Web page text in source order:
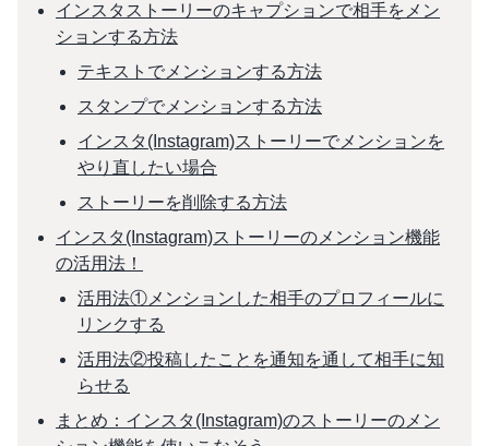
インスタストーリーのキャプションで相手をメン
ションする方法
テキストでメンションする方法
スタンプでメンションする方法
インスタ(Instagram)ストーリーでメンションを
やり直したい場合
ストーリーを削除する方法
インスタ(Instagram)ストーリーのメンション機能
の活用法！
活用法①メンションした相手のプロフィールに
リンクする
活用法②投稿したことを通知を通して相手に知
らせる
まとめ：インスタ(Instagram)のストーリーのメン